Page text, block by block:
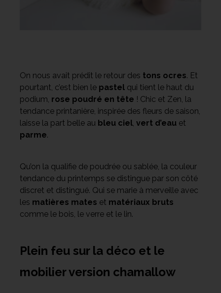
On nous avait prédit le retour des tons ocres. Et
pourtant, c’est bien le pastel qui tient le haut du
podium, rose poudré en tête ! Chic et Zen, la
tendance printanière, inspirée des fleurs de saison,
laisse la part belle au bleu ciel, vert d’eau et
parme.
Qu’on la qualifie de poudrée ou sablée, la couleur
tendance du printemps se distingue par son côté
discret et distingué. Qui se marie à merveille avec
les matières mates et matériaux bruts
comme le bois, le verre et le lin.
Plein feu sur la déco et le
mobilier version chamallow